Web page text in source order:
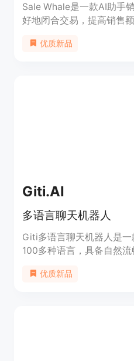
Sale Whale是一款AI助手
好地闭合交易，提高销售
据和分析报告，帮助您优
优质新品
Giti.AI
多语言聊天机器人
Giti多语言聊天机器人是
100多种语言，具备自然
询问题还是寻求娱乐，
优质新品